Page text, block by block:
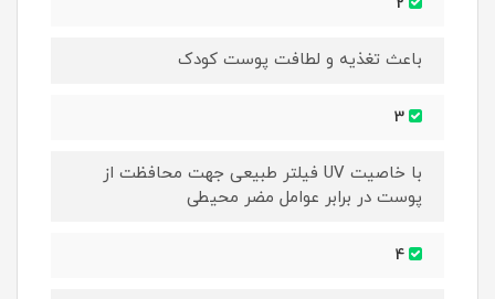
باعث تغذیه و لطافت پوست کودک
با خاصیت UV فیلتر طبیعی جهت محافظت از
پوست در برابر عوامل مضر محیطی